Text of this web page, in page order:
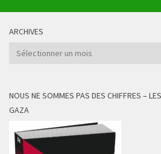
ARCHIVES
Archives
NOUS NE SOMMES PAS DES CHIFFRES –
GAZA